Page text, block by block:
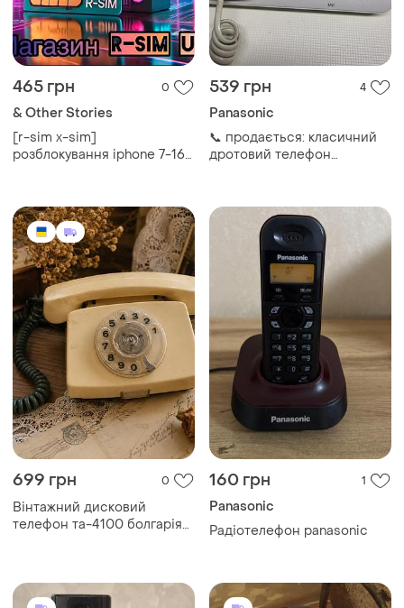
465 грн 0
& Other Stories
[r-sim x-sim]
розблокування iphone 7-16 |
24/7
539 грн 4
Panasonic
​📞 продається: класичний
дротовий телефон
699 грн 0
Вінтажний дисковий
телефон та-4100 болгарія
160 грн 1
Panasonic
Радіотелефон panasonic